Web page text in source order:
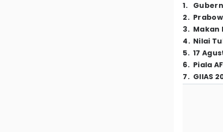
1.
2.
3. Makan
4. Nilai
5. 17
6. Piala
7. GIIAS